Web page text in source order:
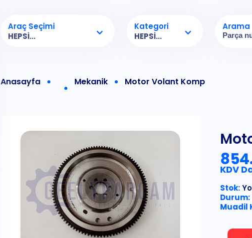
Araç Seçimi
HEPSI...
Kategori
HEPSI...
Arama
Anasayfa Mekanik Motor Volant Komp
KDV
Stok:
Durum:
Muadil